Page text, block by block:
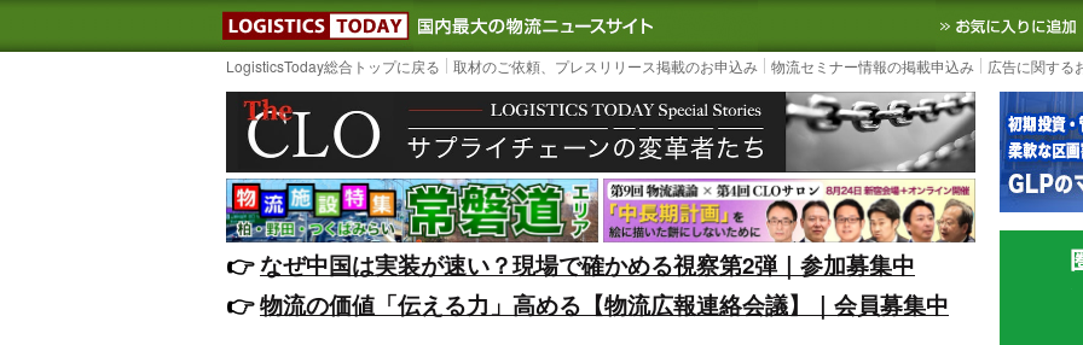
LOGISTICS TODAY｜国内最大の物流ニュースサイト3PL, SCMなど国内外の最新の物流
LogisticsToday総合トップに戻る 取材のご依頼、プレスリリース掲載のお申込み 物流セミナー情報の掲載申込み 広告に関する
👉️なぜ中国は実装が速い？現場で確かめる視察第2弾｜参加募集中
👉️物流の価値「伝える力」高める【物流広報連絡会議】｜会員募集中